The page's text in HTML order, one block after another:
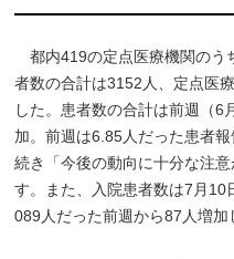
都内419の定点医療機関のう
者数の合計は3152人、定点医
した。患者数の合計は前週（
加。前週は6.85人だった患者
続き「今後の動向に十分な注
す。また、入院患者数は7月10
089人だった前週から87人増加